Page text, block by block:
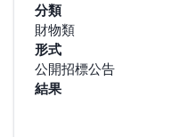
分類
財物類
形式
公開招標公告
結果